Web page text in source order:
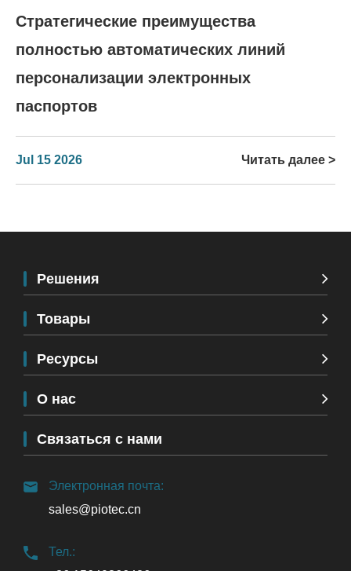
Стратегические преимущества
полностью автоматических линий
персонализации электронных
паспортов
Jul 15 2026 Читать далее >
Решения
Товары
Ресурсы
О нас
Связаться с нами
Электронная почта:
sales@piotec.cn
Тел.: